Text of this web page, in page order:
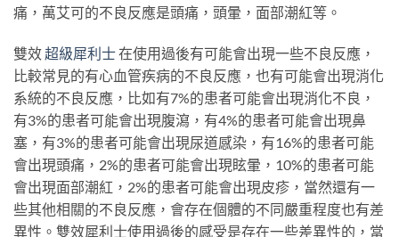
痛，萬艾可的不良反應是頭痛，頭暈，面部潮紅等。
雙效超級犀利士在使用過後有可能會出現一些不良反應，
比較常見的有心血管疾病的不良反應，也有可能會出現消化
系統的不良反應，比如有7%的患者可能會出現消化不良，
有3%的患者可能會出現腹瀉，有4%的患者可能會出現鼻
塞，有3%的患者可能會出現尿道感染，有16%的患者可能
會出現頭痛，2%的患者可能會出現眩暈，10%的患者可能
會出現面部潮紅，2%的患者可能會出現皮疹，當然還有一
些其他相關的不良反應，會存在個體的不同嚴重程度也有差
異性。雙效犀利士使用過後的感受是存在一些差異性的，當